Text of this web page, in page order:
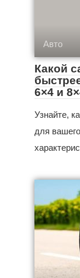
Авто
Какой
6×4 и
Узнайте,
для